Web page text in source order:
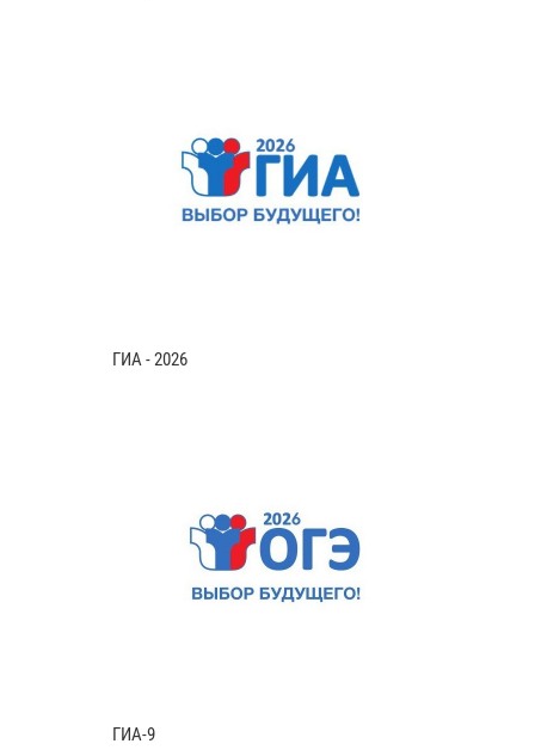
ГИА - 2026
ГИА-9